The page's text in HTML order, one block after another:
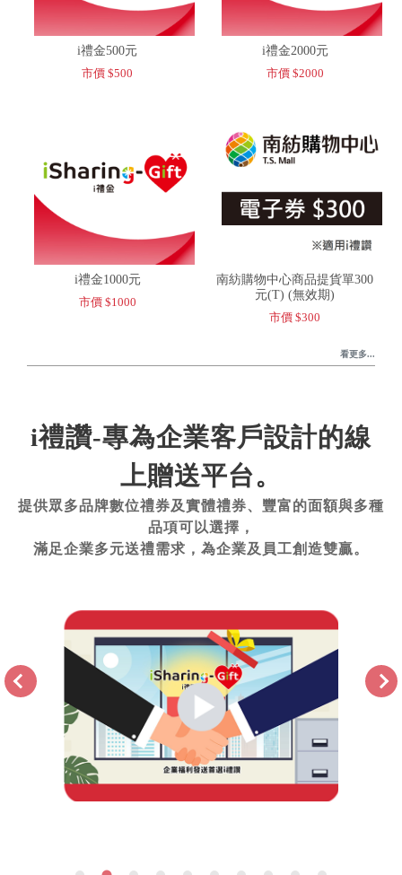
i禮金500元
市價 $500
i禮金2000元
市價 $2000
i禮金1000元
市價 $1000
南紡購物中心商品提貨單300
元(T) (無效期)
市價 $300
看更多...
i禮讚-專為企業客戶設計的線
上贈送平台。
提供眾多品牌數位禮券及實體禮券、豐富的面額與多種
品項可以選擇，
滿足企業多元送禮需求，為企業及員工創造雙贏。